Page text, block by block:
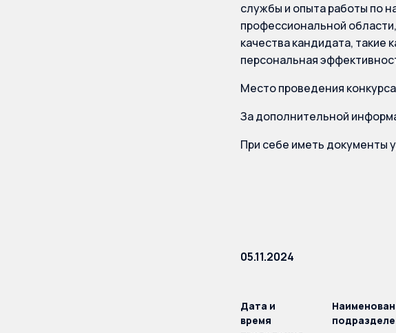
службы и опыта работы по
профессиональной
качества кандидата,
персональная
Место проведения
За дополнительной
При себе иметь документы
05.11.2024
Дата и
время